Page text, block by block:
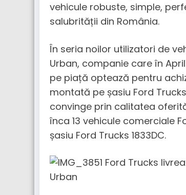
vehicule robuste, simple,
salubrității din România.
În seria noilor utilizatori de
Urban, companie care în
pe piață optează pentru
montată pe șasiu Ford
convinge prin calitatea
înca 13 vehicule comerciale
șasiu Ford Trucks 1833DC.